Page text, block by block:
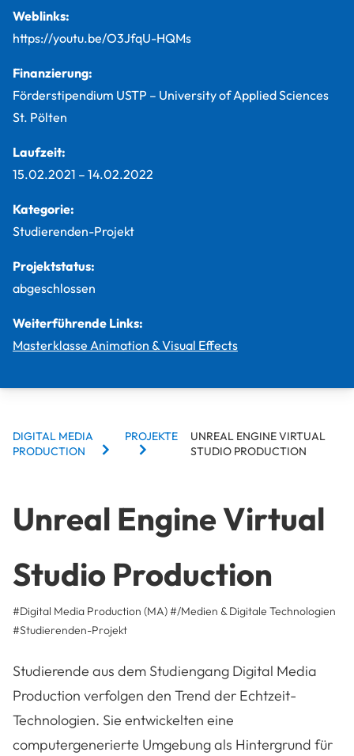
Weblinks:
https://youtu.be/O3JfqU-HQMs
Finanzierung:
Förderstipendium USTP – University of Applied Sciences
St. Pölten
Laufzeit:
15.02.2021 – 14.02.2022
Kategorie:
Studierenden-Projekt
Projektstatus:
abgeschlossen
Weiterführende Links:
Masterklasse Animation & Visual Effects
BREADCRUMBS
DIGITAL MEDIA
PRODUCTION
PROJEKTE
UNREAL ENGINE VIRTUAL
STUDIO PRODUCTION
Unreal Engine Virtual
Studio Production
#Digital Media Production (MA)#/Medien & Digitale Technologien
#Studierenden-Projekt
Studierende aus dem Studiengang Digital Media
Production verfolgen den Trend der Echtzeit-
Technologien. Sie entwickelten eine
computergenerierte Umgebung als Hintergrund für